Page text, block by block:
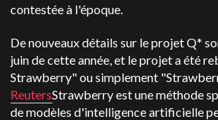
contestée à l'époque.
De nouveaux détails sur le projet Q*
juin de cette année, et le projet a été
Strawberry" ou simplement
ReutersStrawberry est une méthode
de modèles d'intelligence artificielle